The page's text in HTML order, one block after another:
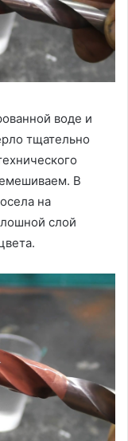
воде и
тщательно
В
на
слой